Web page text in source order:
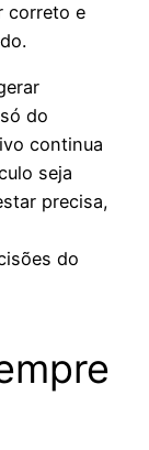
correto e
do
continua
seja
precisa,
do